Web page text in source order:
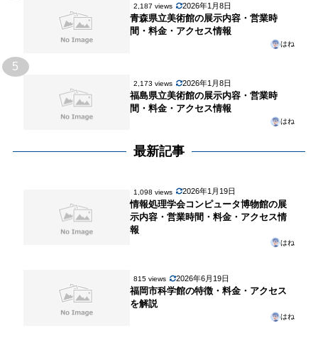
2,187 views 2026年1月8日
青森県立美術館の展示内容・営業時
間・料金・アクセス情報
はね
5
2,173 views 2026年1月8日
福島県立美術館の展示内容・営業時
間・料金・アクセス情報
はね
最新記事
1,098 views 2026年1月19日
情報処理学会コンピュータ博物館の展
示内容・営業時間・料金・アクセス情
報
はね
815 views 2026年6月19日
福岡市科学館の特徴・料金・アクセス
を解説
はね